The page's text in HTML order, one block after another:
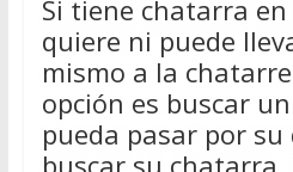
Si tiene chatarra
quiere ni puede
mismo a la
opción es buscar
pueda pasar por su